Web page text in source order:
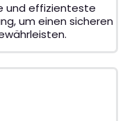
und effizienteste
um einen sicheren